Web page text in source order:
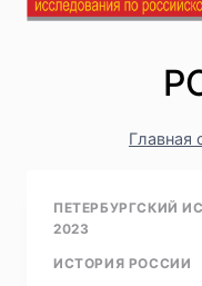
Главная
ПЕТЕРБУРГСКИЙ
2023
ИСТОРИЯ РОССИИ